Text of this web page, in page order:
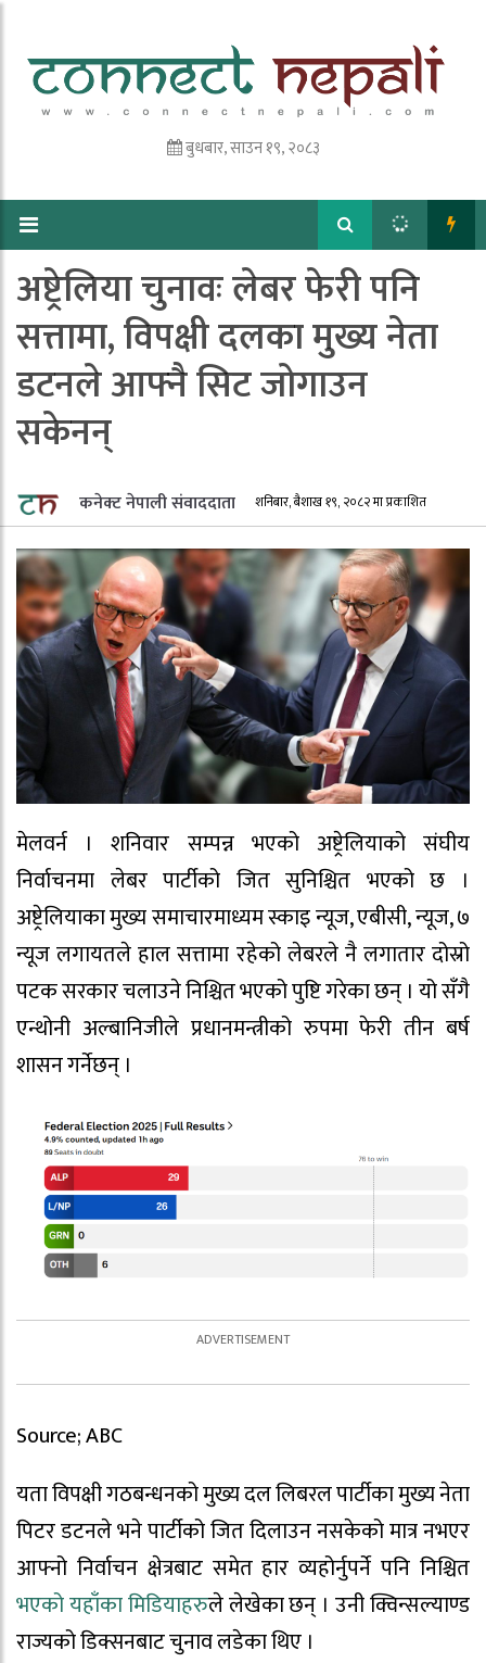
बुधबार, साउन १९, २०८३
अष्ट्रेलिया चुनावः लेबर फेरी पनि
सत्तामा, विपक्षी दलका मुख्य नेता
डटनले आफ्नै सिट जोगाउन
सकेनन्
कनेक्ट नेपाली संवाददाता शनिबार, बैशाख १९, २०८२ मा प्रकाशित
मेलवर्न । शनिवार सम्पन्न भएको अष्ट्रेलियाको संघीय
निर्वाचनमा लेबर पार्टीको जित सुनिश्चित भएको छ ।
अष्ट्रेलियाका मुख्य समाचारमाध्यम स्काइ न्यूज, एबीसी, न्यूज, ७
न्यूज लगायतले हाल सत्तामा रहेको लेबरले नै लगातार दोस्रो
पटक सरकार चलाउने निश्चित भएको पुष्टि गरेका छन् । यो सँगै
एन्थोनी अल्बानिजीले प्रधानमन्त्रीको रुपमा फेरी तीन बर्ष
शासन गर्नेछन् ।
Source; ABC
यता विपक्षी गठबन्धनको मुख्य दल लिबरल पार्टीका मुख्य नेता
पिटर डटनले भने पार्टीको जित दिलाउन नसकेको मात्र नभएर
आफ्नो निर्वाचन क्षेत्रबाट समेत हार व्यहोर्नुपर्ने पनि निश्चित
भएको यहाँका मिडियाहरुले लेखेका छन् । उनी क्विन्सल्याण्ड
राज्यको डिक्सनबाट चुनाव लडेका थिए ।